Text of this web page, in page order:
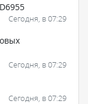
Сегодня, в 07:29
Сегодня, в 07:29
Сегодня, в 07:29